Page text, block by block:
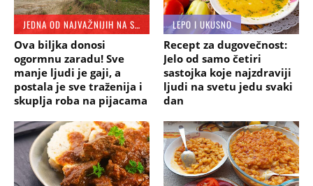
JEDNA OD NAJVAŽNIJIH NA SRPSKOJ TRPEZI
Ova biljka donosi
ogormnu zaradu! Sve
manje ljudi je gaji, a
postala je sve traženija i
skuplja roba na pijacama
LEPO I UKUSNO
Recept za dugovečnost:
Jelo od samo četiri
sastojka koje najzdraviji
ljudi na svetu jedu svaki
dan